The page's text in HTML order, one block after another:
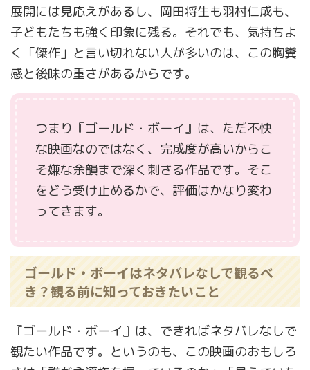
展開には見応えがあるし、岡田将生も羽村仁成も、
子どもたちも強く印象に残る。それでも、気持ちよ
く「傑作」と言い切れない人が多いのは、この胸糞
感と後味の重さがあるからです。
つまり『ゴールド・ボーイ』は、ただ不快
な映画なのではなく、完成度が高いからこ
そ嫌な余韻まで深く刺さる作品です。そこ
をどう受け止めるかで、評価はかなり変わ
ってきます。
ゴールド・ボーイはネタバレなしで観るべ
き？観る前に知っておきたいこと
『ゴールド・ボーイ』は、できればネタバレなしで
観たい作品です。というのも、この映画のおもしろ